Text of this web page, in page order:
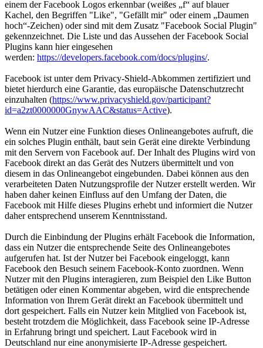
einem der Facebook Logos erkennbar (weißes „f“ auf blauer
Kachel, den Begriffen "Like", "Gefällt mir" oder einem „Daumen
hoch“-Zeichen) oder sind mit dem Zusatz "Facebook Social Plugin"
gekennzeichnet. Die Liste und das Aussehen der Facebook Social
Plugins kann hier eingesehen
werden: https://developers.facebook.com/docs/plugins/.
Facebook ist unter dem Privacy-Shield-Abkommen zertifiziert und
bietet hierdurch eine Garantie, das europäische Datenschutzrecht
einzuhalten (https://www.privacyshield.gov/participant?
id=a2zt0000000GnywAAC&status=Active).
Wenn ein Nutzer eine Funktion dieses Onlineangebotes aufruft, die
ein solches Plugin enthält, baut sein Gerät eine direkte Verbindung
mit den Servern von Facebook auf. Der Inhalt des Plugins wird von
Facebook direkt an das Gerät des Nutzers übermittelt und von
diesem in das Onlineangebot eingebunden. Dabei können aus den
verarbeiteten Daten Nutzungsprofile der Nutzer erstellt werden. Wir
haben daher keinen Einfluss auf den Umfang der Daten, die
Facebook mit Hilfe dieses Plugins erhebt und informiert die Nutzer
daher entsprechend unserem Kenntnisstand.
Durch die Einbindung der Plugins erhält Facebook die Information,
dass ein Nutzer die entsprechende Seite des Onlineangebotes
aufgerufen hat. Ist der Nutzer bei Facebook eingeloggt, kann
Facebook den Besuch seinem Facebook-Konto zuordnen. Wenn
Nutzer mit den Plugins interagieren, zum Beispiel den Like Button
betätigen oder einen Kommentar abgeben, wird die entsprechende
Information von Ihrem Gerät direkt an Facebook übermittelt und
dort gespeichert. Falls ein Nutzer kein Mitglied von Facebook ist,
besteht trotzdem die Möglichkeit, dass Facebook seine IP-Adresse
in Erfahrung bringt und speichert. Laut Facebook wird in
Deutschland nur eine anonymisierte IP-Adresse gespeichert.